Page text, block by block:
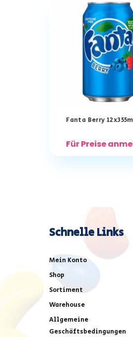
Fanta Berry
Für Preise
Schnelle Links
Mein Konto
Shop
Sortiment
Warehouse
Allgemeine
Geschäftsbedingungen